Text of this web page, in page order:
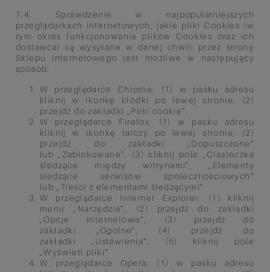
7.4. Sprawdzenie w najpopularniejszych
przeglądarkach internetowych, jakie pliki Cookies (w
tym okres funkcjonowania plików Cookies oraz ich
dostawca) są wysyłane w danej chwili przez stronę
Sklepu Internetowego jest możliwe w następujący
sposób:
W przeglądarce Chrome: (1) w pasku adresu
kliknij w ikonkę kłódki po lewej stronie, (2)
przejdźdo zakładki „Pliki cookie”.
W przeglądarce Firefox: (1) w pasku adresu
kliknij w ikonkę tarczy po lewej stronie, (2)
przejdź do zakładki „Dopuszczone”
lub„Zablokowane”, (3) kliknij pole „Ciasteczka
śledzące między witrynami”, „Elementy
śledzące serwisów społecznościowych”
lub „Treści z elementami śledzącymi”
W przeglądarce Internet Explorer: (1) kliknij
menu „Narzędzia”, (2) przejdź do zakładki
„Opcje internetowe”, (3) przejdź do
zakładki „Ogólne”, (4) przejdź do
zakładki „Ustawienia”, (5) kliknij pole
„Wyświetl pliki”
W przeglądarce Opera: (1) w pasku adresu